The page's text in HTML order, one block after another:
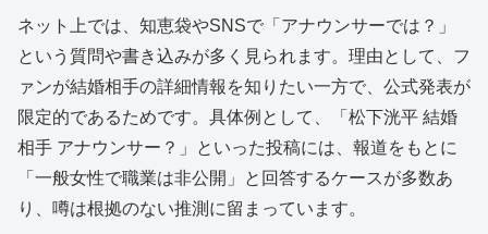
ネット上では、知恵袋やSNSで「アナウンサーでは？」
という質問や書き込みが多く見られます。理由として、フ
ァンが結婚相手の詳細情報を知りたい一方で、公式発表が
限定的であるためです。具体例として、「松下洸平 結婚
相手 アナウンサー？」といった投稿には、報道をもとに
「一般女性で職業は非公開」と回答するケースが多数あ
り、噂は根拠のない推測に留まっています。